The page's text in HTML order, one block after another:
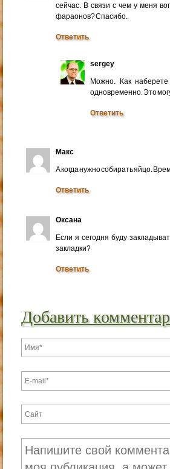
сейчас. В связи с чем у меня
фараонов? Спасибо.
Ответить
sergey
Можно. Как
одновременно. Это
Ответить
Макс
А когда нужно собирать яйцо.
Ответить
Оксана
Если я сегодня буду
закладки?
Ответить
Добавить